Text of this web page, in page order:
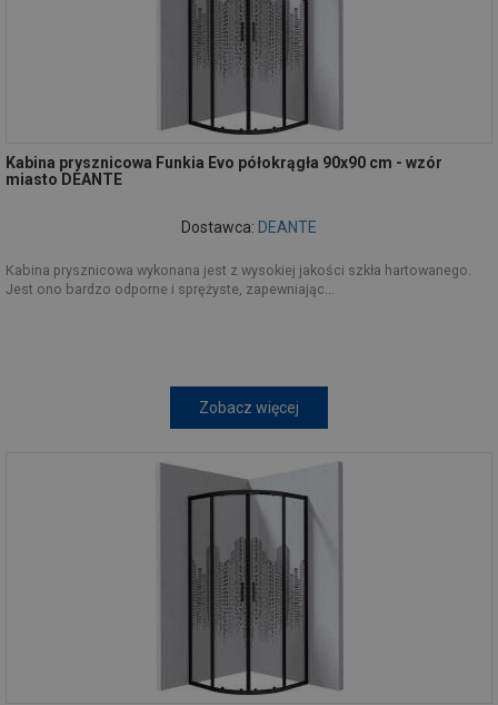
Kabina prysznicowa Funkia Evo półokrągła 90x90 cm - wzór
miasto DEANTE
Dostawca: DEANTE
Kabina prysznicowa wykonana jest z wysokiej jakości szkła hartowanego.
Jest ono bardzo odporne i sprężyste, zapewniając...
Zobacz więcej